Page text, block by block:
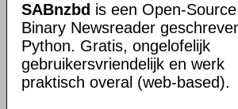
SABnzbd is een Open-Source
Binary Newsreader
Python. Gratis, ongelofelijk
gebruikersvriendelijk en werk
praktisch overal (web-based).